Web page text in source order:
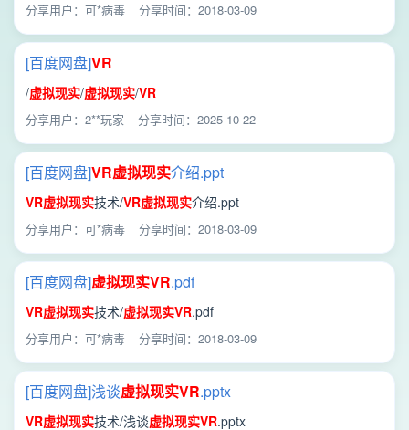
分享用户：可*病毒 分享时间：2018-03-09
[百度网盘]VR
/虚拟现实/虚拟现实/VR
分享用户：2**玩家 分享时间：2025-10-22
[百度网盘]VR虚拟现实介绍.ppt
VR虚拟现实技术/VR虚拟现实介绍.ppt
分享用户：可*病毒 分享时间：2018-03-09
[百度网盘]虚拟现实VR.pdf
VR虚拟现实技术/虚拟现实VR.pdf
分享用户：可*病毒 分享时间：2018-03-09
[百度网盘]浅谈虚拟现实VR.pptx
VR虚拟现实技术/浅谈虚拟现实VR.pptx